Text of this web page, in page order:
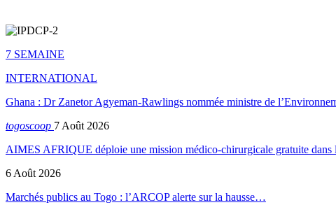
7 SEMAINE
INTERNATIONAL
Ghana : Dr Zanetor Agyeman-Rawlings nommée ministre de
togoscoop 7 Août 2026
AIMES AFRIQUE déploie une mission médico-chirurgicale gratuite
6 Août 2026
Marchés publics au Togo : l’ARCOP alerte sur la hausse…